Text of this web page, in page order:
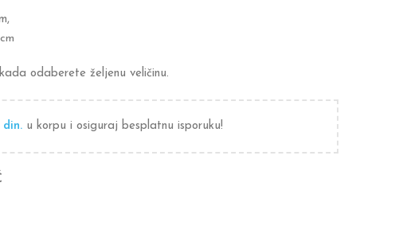
odaberete željenu veličinu.
din. u korpu i osiguraj besplatnu isporuku!